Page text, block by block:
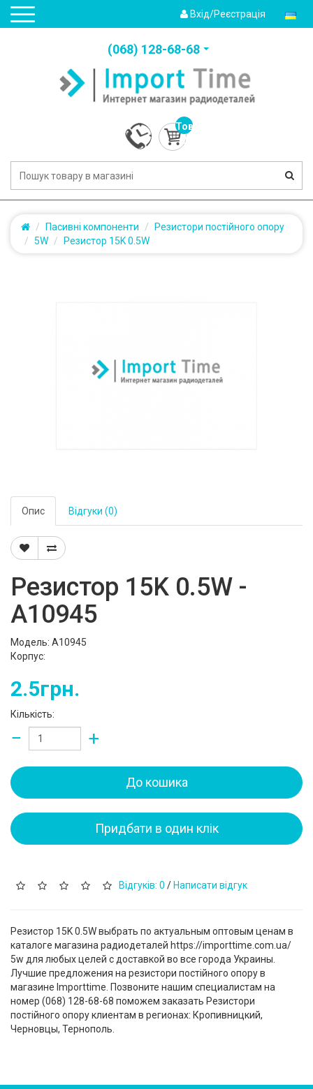
Вхід/Реєстрація
(‎068) 128-68-68
Товарів:
0
(0.0грн.)
Пасивні компоненти
Резистори постійного опору
5W
Резистор 15K 0.5W
Опис Відгуки (0)
Резистор 15K 0.5W -
A10945
Модель: A10945
Корпус:
2.5грн.
Кількість:
− +
До кошика
Придбати в один клік
Відгуків: 0 / Написати відгук
Резистор 15K 0.5W выбрать по актуальным оптовым ценам в
каталоге магазина радиодеталей https://importtime.com.ua/
5w для любых целей с доставкой во все города Украины.
Лучшие предложения на резистори постійного опору в
магазине Importtime. Позвоните нашим специалистам на
номер (‎068) 128-68-68 поможем заказать Резистори
постійного опору клиентам в регионах: Кропивницкий,
Черновцы, Тернополь.